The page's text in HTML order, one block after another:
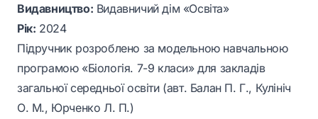
Видавництво: Видавничий дім «Освіта»
Рік: 2024
Підручник розроблено за модельною навчальною
програмою «Біологія. 7-9 класи» для закладів
загальної середньої освіти (авт. Балан П. Г., Кулініч
О. М., Юрченко Л. П.)